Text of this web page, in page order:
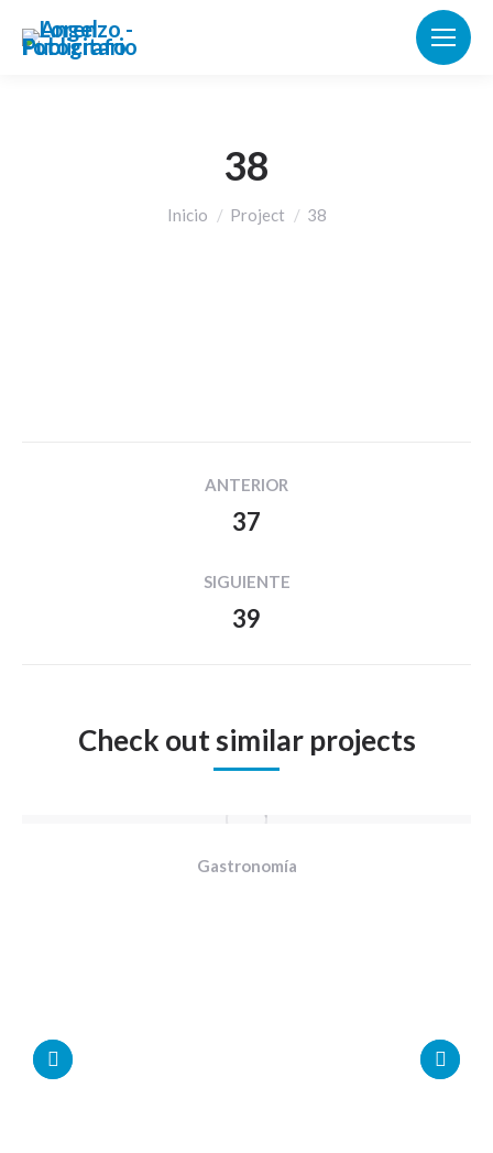
38
Estás aquí:
Inicio Project 38
ANTERIOR
Proyecto
37
SIGUIENTE
Proyecto
39
Check out similar projects
Gastronomía